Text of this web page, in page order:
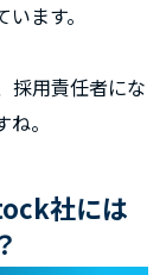
ます。
採用責任者にな
。
社には